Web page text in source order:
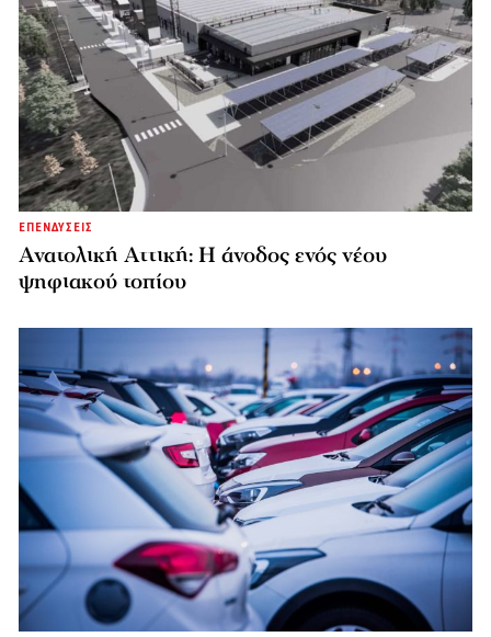
ΕΠΕΝΔΥΣΕΙΣ
Ανατολική Αττική: Η άνοδος ενός νέου
ψηφιακού τοπίου